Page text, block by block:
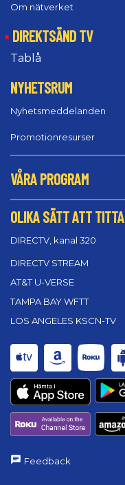
Om nätverket
DIREKTSÄND TV
Tablå
NYHETSRUM
Nyhetsmeddelanden
Promotionresurser
VÅRA PROGRAM
OLIKA SÄTT ATT TITTA
DIRECTV, kanal 320
DIRECTV STREAM
AT&T U-VERSE
TAMPA BAY WFTT
LOS ANGELES KSCN-TV
Feedback